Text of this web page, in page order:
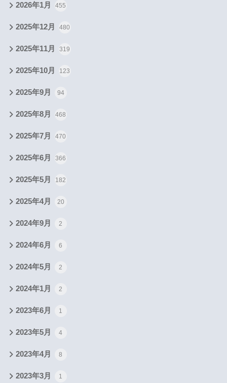
2026年1月 455
2025年12月 480
2025年11月 319
2025年10月 123
2025年9月 94
2025年8月 468
2025年7月 470
2025年6月 366
2025年5月 182
2025年4月 20
2024年9月 2
2024年6月 6
2024年5月 2
2024年1月 2
2023年6月 1
2023年5月 4
2023年4月 8
2023年3月 1